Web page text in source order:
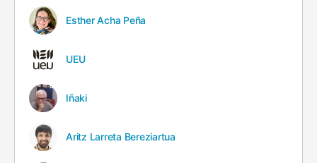
Esther Acha Peña
UEU
Iñaki
Aritz Larreta Bereziartua